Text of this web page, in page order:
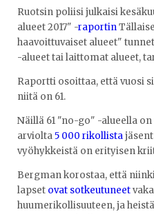
Ruotsin poliisi julkaisi
alueet 2017" -raportin
haavoittuvaiset alueet"
-alueet tai laittomat alueet,
Raportti osoittaa, että vuosi
niitä on 61.
Näillä 61 "no-go" -alueella
arviolta5 000 rikollista
vyöhykkeistä on erityisen
Bergman korostaa, että
lapset ovat sotkeutuneet
huumerikollisuuteen, ja